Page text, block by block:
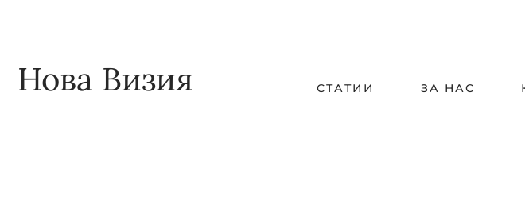
main
content
footer
Нова Визия СТАТИИ ЗА НАС